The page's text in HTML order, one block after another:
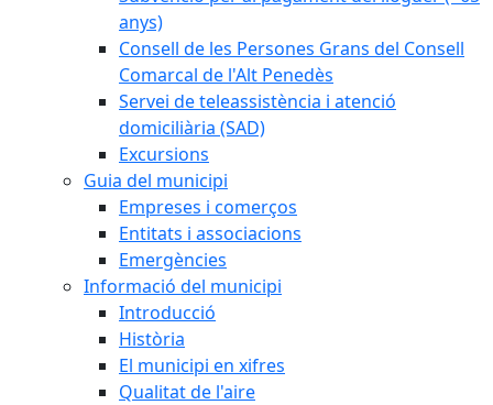
anys)
Consell de les Persones Grans del Consell
Comarcal de l'Alt Penedès
Servei de teleassistència i atenció
domiciliària (SAD)
Excursions
Guia del municipi
Empreses i comerços
Entitats i associacions
Emergències
Informació del municipi
Introducció
Història
El municipi en xifres
Qualitat de l'aire